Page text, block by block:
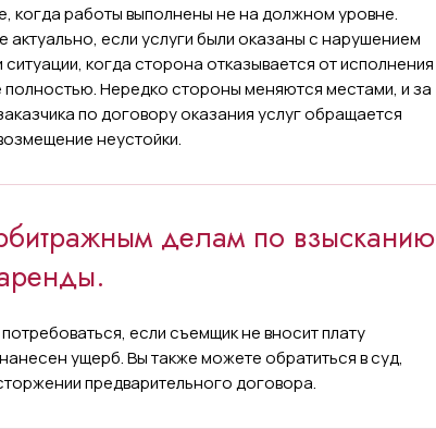
когда работы выполнены не на должном уровне.
актуально, если услуги были оказаны с нарушением
когда сторона отказывается от исполнения
полностью. Нередко стороны меняются местами, и за
по договору оказания услуг обращается
неустойки.
делам по взысканию
если съемщик не вносит плату
ущерб. Вы также можете обратиться в суд,
предварительного договора.